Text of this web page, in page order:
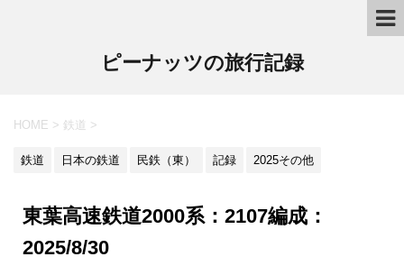
ピーナッツの旅行記録
HOME > 鉄道 >
鉄道 日本の鉄道 民鉄（東） 記録 2025その他
東葉高速鉄道2000系：2107編成：
2025/8/30